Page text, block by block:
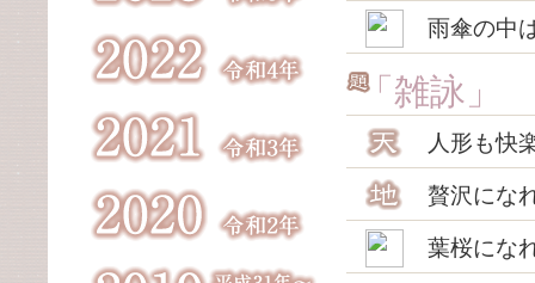
雨傘の中
「雑詠」
人形も快
贅沢にな
葉桜にな